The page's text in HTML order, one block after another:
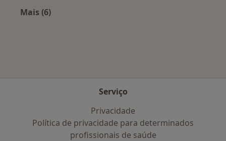
Mais (6)
Serviço
Privacidade
Política de privacidade para determinados
profissionais de saúde